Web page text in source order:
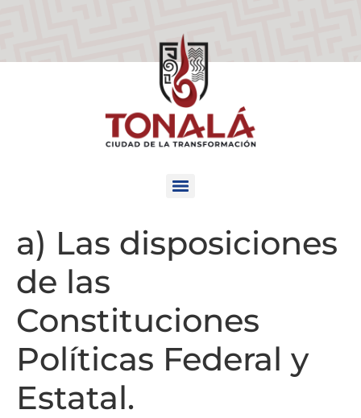
a) Las disposiciones
de las
Constituciones
Políticas Federal y
Estatal.